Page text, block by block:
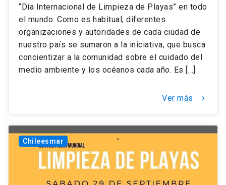
“Día Internacional de Limpieza de Playas” en todo
el mundo. Como es habitual, diferentes
organizaciones y autoridades de cada ciudad de
nuestro país se sumaron a la iniciativa, que busca
concientizar a la comunidad sobre el cuidado del
medio ambiente y los océanos cada año. Es […]
Ver más keyboard_arrow_right
Chileesmar